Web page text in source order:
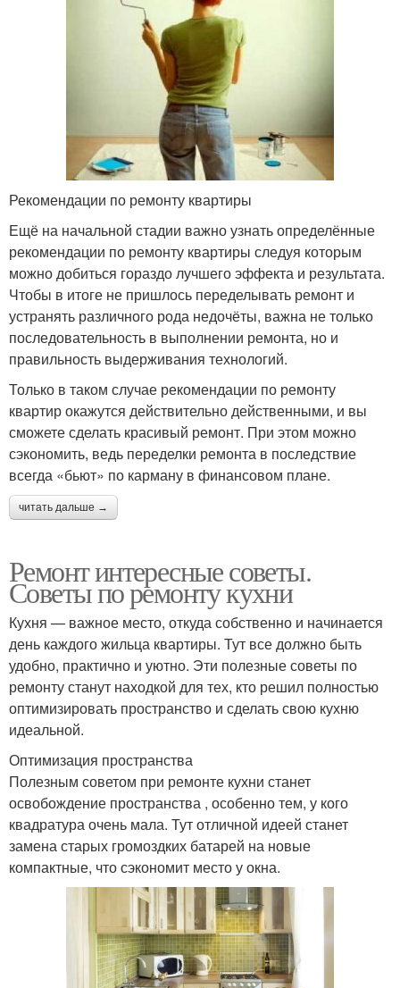
Рекомендации по ремонту квартиры
Ещё на начальной стадии важно узнать определённые
рекомендации по ремонту квартиры следуя которым
можно добиться гораздо лучшего эффекта и результата.
Чтобы в итоге не пришлось переделывать ремонт и
устранять различного рода недочёты, важна не только
последовательность в выполнении ремонта, но и
правильность выдерживания технологий.
Только в таком случае рекомендации по ремонту
квартир окажутся действительно действенными, и вы
сможете сделать красивый ремонт. При этом можно
сэкономить, ведь переделки ремонта в последствие
всегда «бьют» по карману в финансовом плане.
читать дальше →
Ремонт интересные советы.
Советы по ремонту кухни
Кухня — важное место, откуда собственно и начинается
день каждого жильца квартиры. Тут все должно быть
удобно, практично и уютно. Эти полезные советы по
ремонту станут находкой для тех, кто решил полностью
оптимизировать пространство и сделать свою кухню
идеальной.
Оптимизация пространства
Полезным советом при ремонте кухни станет
освобождение пространства , особенно тем, у кого
квадратура очень мала. Тут отличной идеей станет
замена старых громоздких батарей на новые
компактные, что сэкономит место у окна.